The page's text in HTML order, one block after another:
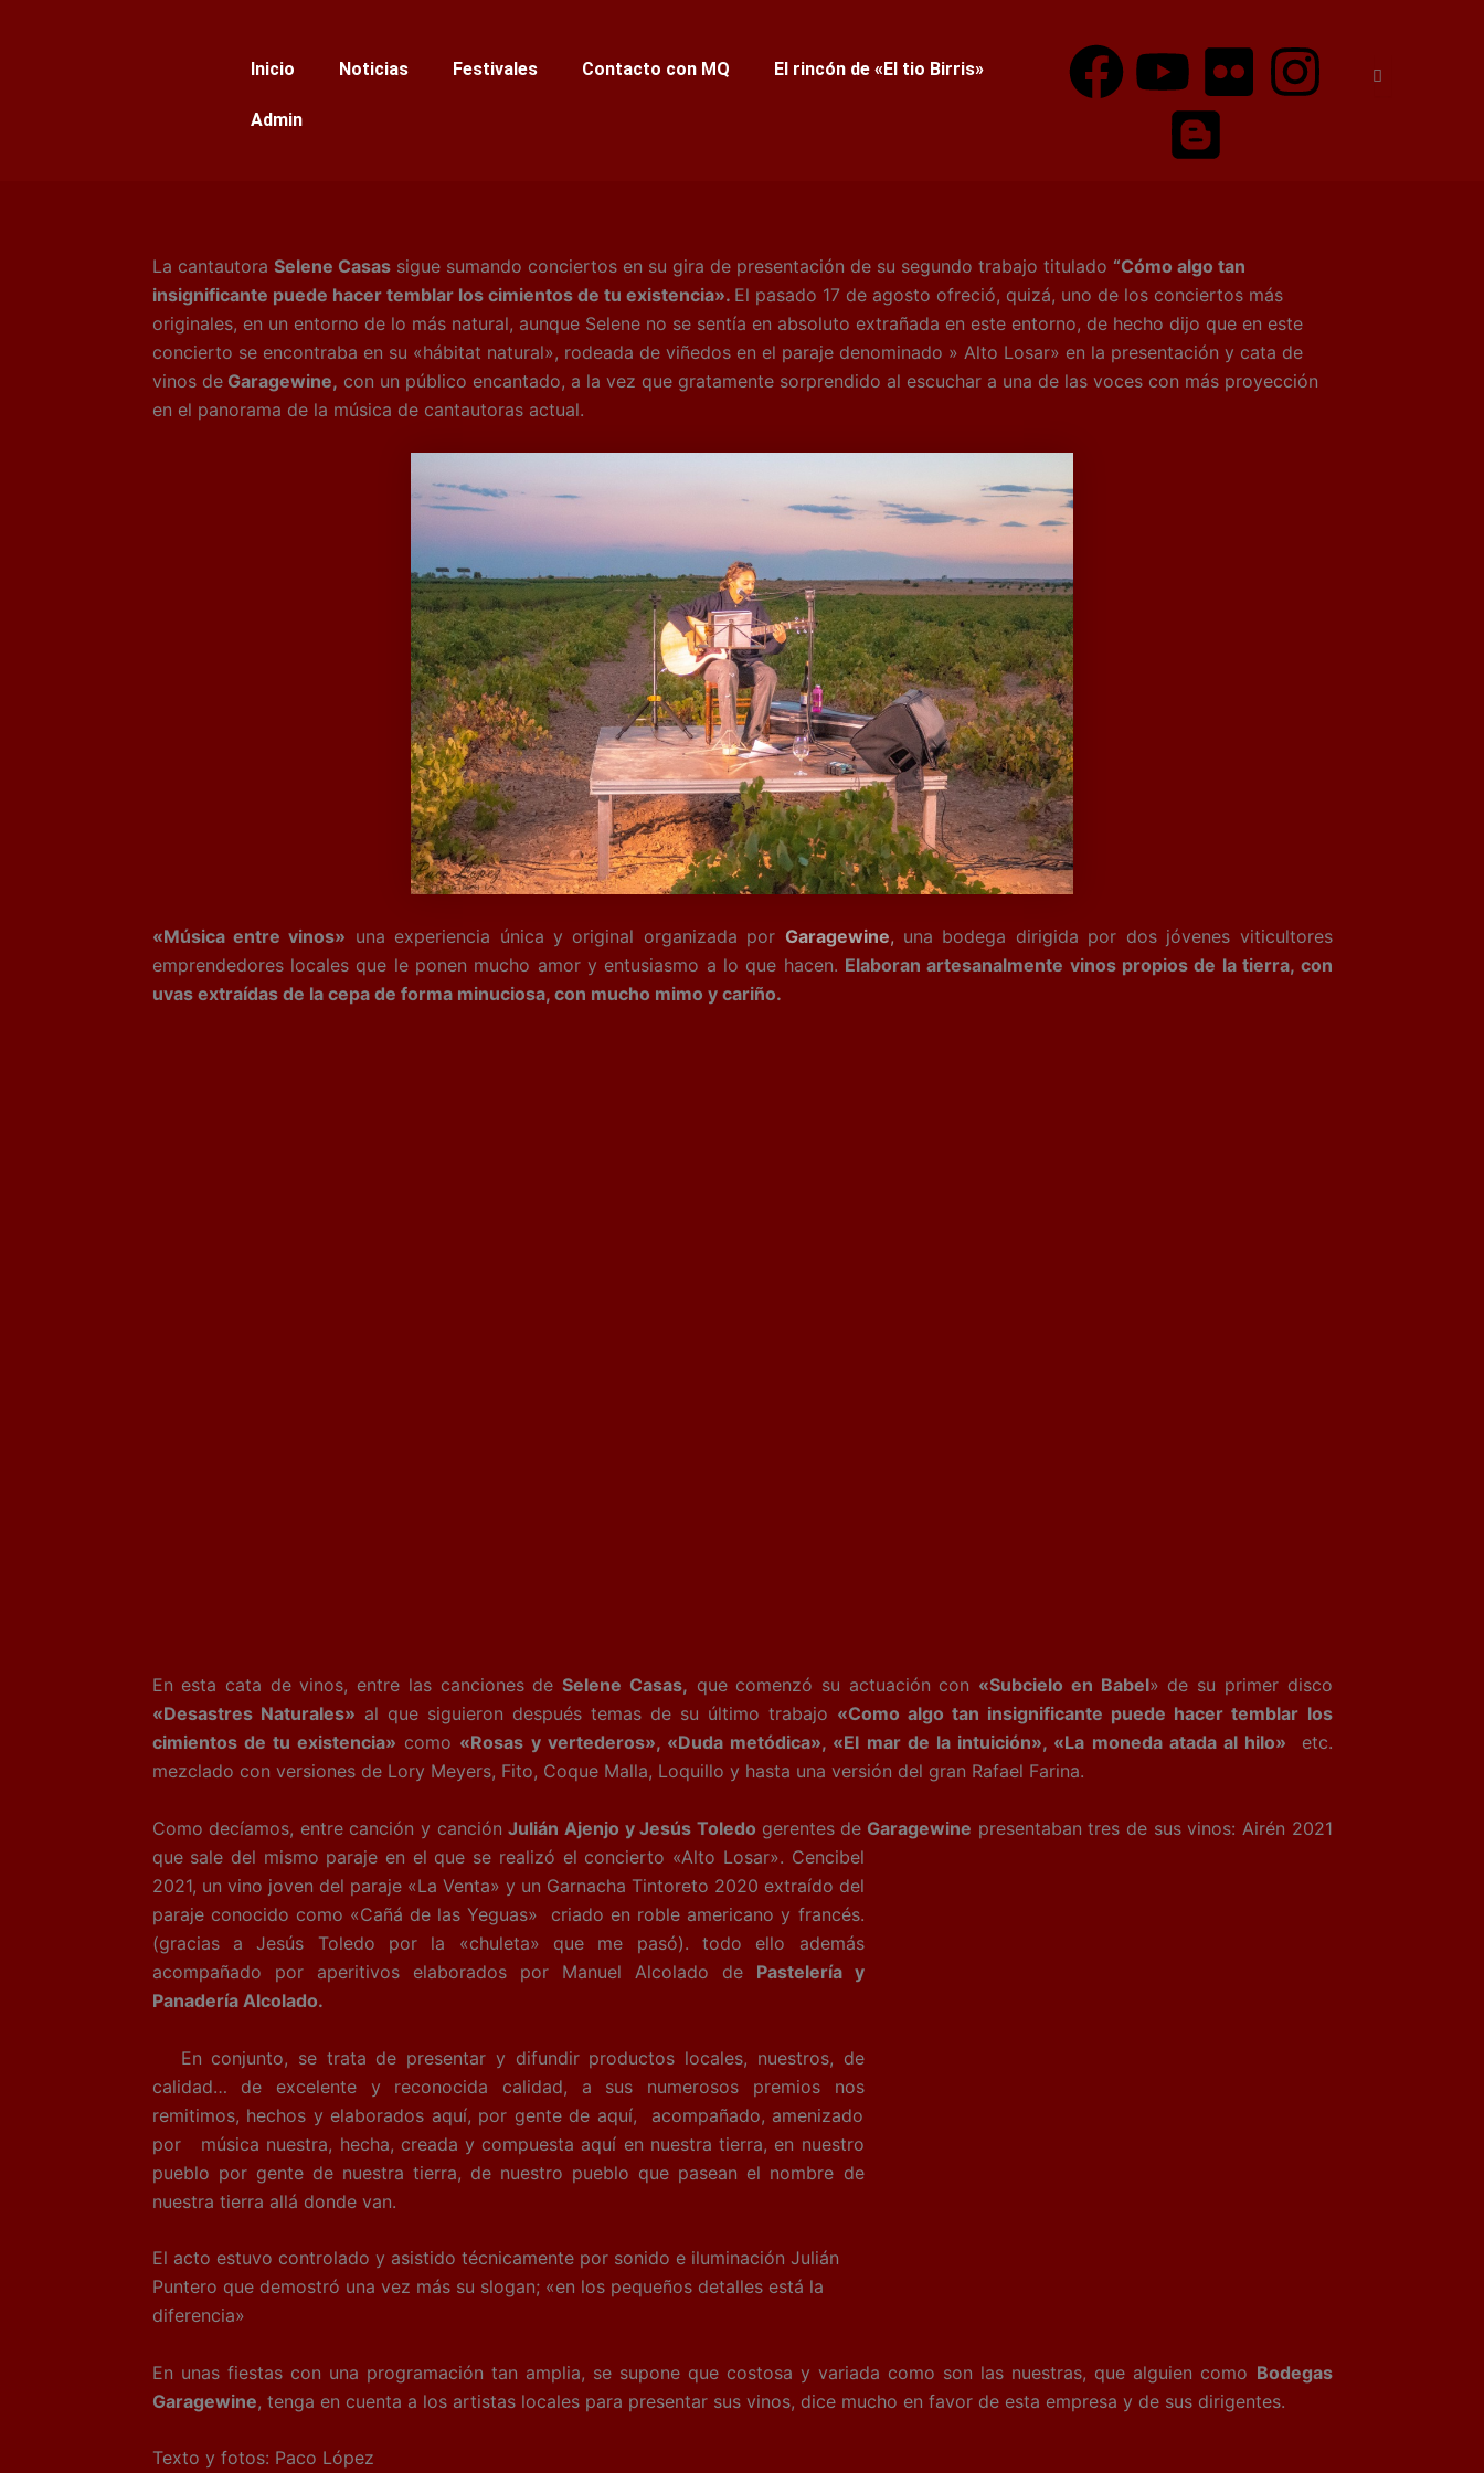
Inicio Noticias Festivales Contacto con MQ El rincón de «El tio Birris»
Admin
F
a
b
o
o
Y
o
u
u
b
e
F
l
k
r
I
n
g
r
B
l
o
g
e
r
La cantautora Selene Casassigue sumando conciertos en su gira de presentación de su segundo trabajo titulado “Cómo algo tan
insignificante puede hacer temblar los cimientos de tu existencia». El pasado 17 de agosto ofreció, quizá, uno de los conciertos más
originales, en un entorno de lo más natural, aunque Selene no se sentía en absoluto extrañada en este entorno, de hecho dijo que en este
concierto se encontraba en su «hábitat natural», rodeada de viñedos en el paraje denominado » Alto Losar» en la presentación y cata de
vinos deGaragewine, con un público encantado, a la vez que gratamente sorprendido al escuchar a una de las voces con más proyección
en el panorama de la música de cantautoras actual.
«Música entre vinos» una experiencia única y original organizada por Garagewine, una bodega dirigida por dos jóvenes viticultores
emprendedores locales que le ponen mucho amor y entusiasmo a lo que hacen. Elaboran artesanalmente vinos propios de la tierra, con
uvas extraídas de la cepa de forma minuciosa, con mucho mimo y cariño.
En esta cata de vinos, entre las canciones deSelene Casas, que comenzó su actuación con «Subcielo en Babel» de su primer disco
«Desastres Naturales» al que siguieron después temas de su último trabajo «Como algo tan insignificante puede hacer temblar los
cimientos de tu existencia» como «Rosas y vertederos», «Duda metódica», «El mar de la intuición», «La moneda atada al hilo»
etc.
mezclado con versiones de Lory Meyers, Fito, Coque Malla, Loquillo y hasta una versión del gran Rafael Farina.
Como decíamos, entre canción y canciónJulián Ajenjo y Jesús Toledo gerentes de Garagewine presentaban tres de sus vinos: Airén 2021
que sale del mismo paraje en el que se realizó el concierto «Alto Losar». Cencibel
2021, un vino joven del paraje «La Venta» y un Garnacha Tintoreto 2020 extraído del
paraje conocido como «Cañá de las Yeguas» criado en roble americano y francés.
(gracias a Jesús Toledo por la «chuleta» que me pasó). todo ello además
acompañado por aperitivos elaborados por Manuel Alcolado de Pastelería y
Panadería Alcolado.
En conjunto, se trata de presentar y difundir productos locales, nuestros, de
calidad… de excelente y reconocida calidad, a sus numerosos premios nos
remitimos, hechos y elaborados aquí, por gente de aquí, acompañado, amenizado
por música nuestra, hecha, creada y compuesta aquí en nuestra tierra, en nuestro
pueblo por gente de nuestra tierra, de nuestro pueblo que pasean el nombre de
nuestra tierra allá donde van.
El acto estuvo controlado y asistido técnicamente por sonido e iluminación Julián
Puntero que demostró una vez más su slogan; «en los pequeños detalles está la
diferencia»
En unas fiestas con una programación tan amplia, se supone que costosa y variada como son las nuestras, que alguien como Bodegas
Garagewine, tenga en cuenta a los artistas locales para presentar sus vinos, dice mucho en favor de esta empresa y de sus dirigentes.
Texto y fotos: Paco López